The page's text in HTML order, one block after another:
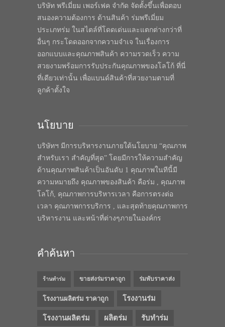
บริษัท พรีเมี่ยม เพอร์เฟค จำกัด จัดตั้งขึ้นเพื่อตอบ
สนองความต้องการ ด้านสินค้า ร่มพรีเมี่ยม
ประเภทร่ม ในสไตล์ที่โดดเด่นและแตกต่างกว่าที่
อื่นๆ กระโดดออกจากความจำเจ ในเรื่องการ
ออกแบบและคุณภาพสินค้า ความรวดเร็ว ความ
สวยงามพร้อมการรับประกันคุณภาพของโลโก้ ที่นี่
ที่เดียวเท่านั้น เพื่อแบนด์สินค้าที่สวยงามตามที่
ลูกค้าตั้งใจ
นโยบาย
บริษัทฯ มีการบริหารงานภายใต้นโยบาย “คุณภาพ
สำหรับเรา สำคัญที่สุด” โดยมีการให้ความสำคัญ
ด้านคุณภาพสินค้าเป็นอันดับ 1 คุณภาพในทีนี้มี
ความหมายถึง คุณภาพของสินค้า คือร่ม , คุณภาพ
โลโก้, คุณภาพการบริหารเวลา คือการตรงต่อ
เวลา คุณภาพการบริการ , และสุดท้ายคุณภาพการ
บริหารงาน และหน้าที่ต่างๆภายในองค์กร
คำค้นหา
ร้านทำร่ม ขายส่งร่มราคาถูก ร่มพับราคาส่ง
โรงงานผลิตร่ม ราคาถูก โรงงานร่ม
โรงงานผลิตร่ม ผลิตร่ม รับทำร่ม